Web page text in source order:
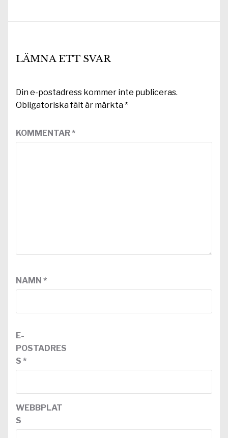
LÄMNA ETT SVAR
Din e-postadress kommer inte publiceras.
Obligatoriska fält är märkta*
KOMMENTAR*
NAMN *
E-
POSTADRES
S *
WEBBPLAT
S